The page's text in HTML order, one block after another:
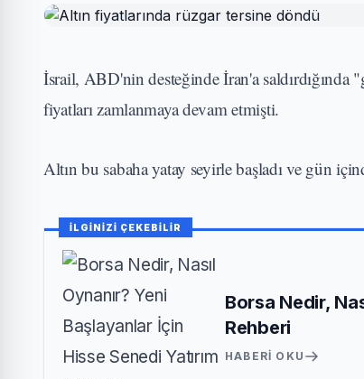
İsrail, ABD'nin desteğinde İran'a saldırdığında
fiyatları zamlanmaya devam etmişti.
Altın bu sabaha yatay seyirle başladı ve gün
İLGİNİZİ ÇEKEBİLİR
Borsa Nedir,
Rehberi
HABERI OKU